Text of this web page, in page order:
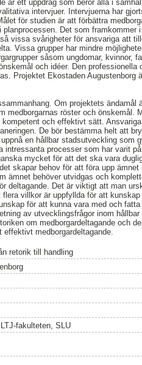
är ett uppdrag som berör alla i
intervjuer. Intervjuerna har
för studien är att förbättra
Det som framkommer
vissa svårigheter för ansvariga att
Vissa grupper har mindre
såsom ungdomar, kvinnor,
och idéer. Den professionella
Projektet Ekostaden Augustenborg
Om projektets
medborgarnas röster och önskemål.
och effektivt sätt.
De bör bestämma helt att
en hållbar stadsutveckling som
intressanta processer som har varit
mycket för att det ska vara
skapar behov för att föra upp
ämnet behöver utvidgas och
deltagande. Det är viktigt att man
villkor är uppfyllda för att
för att kunna vara med och
av utvecklingsfrågor inom
om medborgardeltagande och
medborgardeltagande.
retorik till handling
fakulteten, SLU